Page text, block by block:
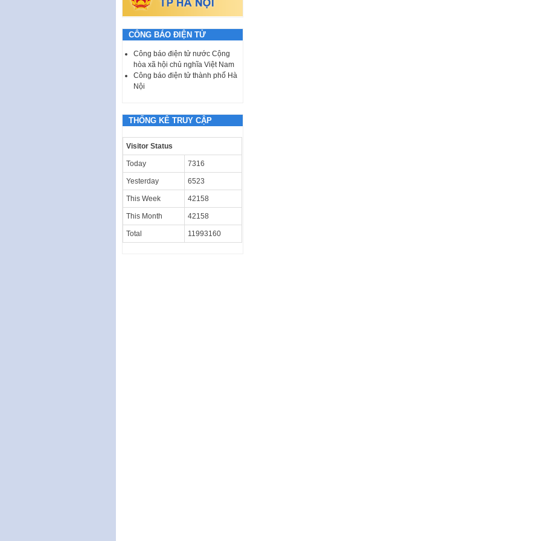
CÔNG BÁO ĐIỆN TỬ
Công báo điện tử nước Cộng
hòa xã hội chủ nghĩa Việt Nam
Công báo điện tử thành phố Hà
Nội
THỐNG KÊ TRUY CẬP
Visitor Status
Today 7316
Yesterday 6523
This Week 42158
This Month 42158
Total 11993160